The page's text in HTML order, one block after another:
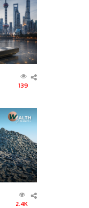
139
2.4K